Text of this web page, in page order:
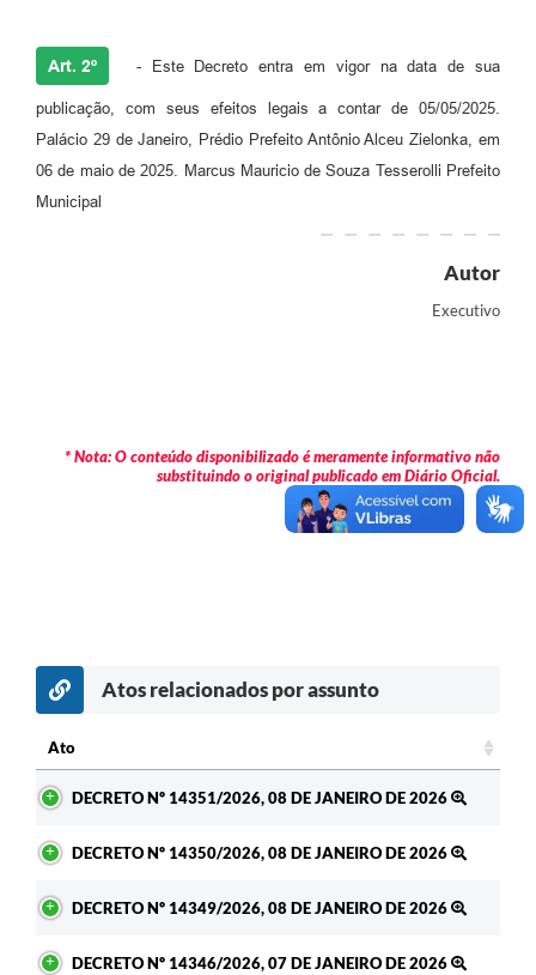
Art. 2º - Este Decreto entra em vigor na data de sua
publicação, com seus efeitos legais a contar de 05/05/2025.
Palácio 29 de Janeiro, Prédio Prefeito Antônio Alceu Zielonka, em
06 de maio de 2025. Marcus Mauricio de Souza Tesserolli Prefeito
Municipal
Autor
Executivo
* Nota: O conteúdo disponibilizado é meramente informativo não
substituindo o original publicado em Diário Oficial.
Atos relacionados por assunto
Ato
DECRETO Nº 14351/2026, 08 DE JANEIRO DE 2026
DECRETO Nº 14350/2026, 08 DE JANEIRO DE 2026
DECRETO Nº 14349/2026, 08 DE JANEIRO DE 2026
DECRETO Nº 14346/2026, 07 DE JANEIRO DE 2026